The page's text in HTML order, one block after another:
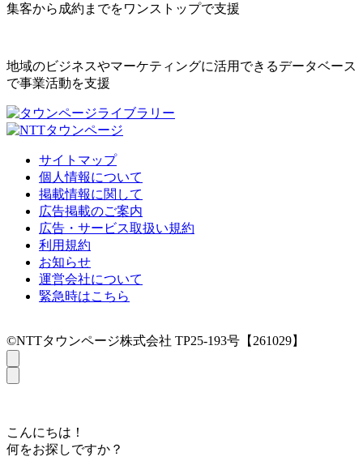
集客から成約までをワンストップで支援
地域のビジネスやマーケティングに活用できるデータベース
で事業活動を支援
サイトマップ
個人情報について
掲載情報に関して
広告掲載のご案内
広告・サービス取扱い規約
利用規約
お知らせ
運営会社について
緊急時はこちら
©NTTタウンページ株式会社 TP25-193号【261029】
こんにちは！
何をお探しですか？